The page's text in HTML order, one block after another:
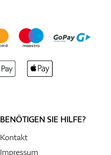
BENÖTIGEN SIE HILFE?
Kontakt
Impressum